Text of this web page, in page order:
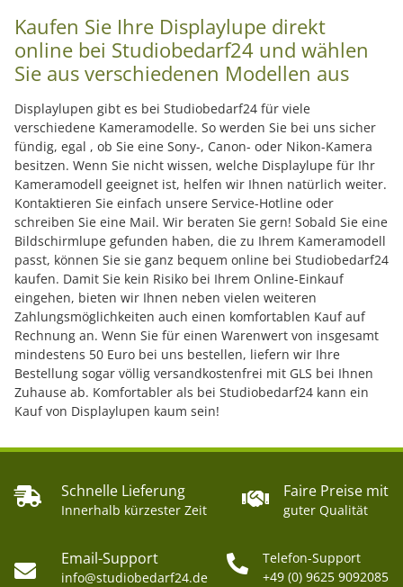
Kaufen Sie Ihre Displaylupe direkt
online bei Studiobedarf24 und wählen
Sie aus verschiedenen Modellen aus
Displaylupen gibt es bei Studiobedarf24 für viele
verschiedene Kameramodelle. So werden Sie bei uns sicher
fündig, egal , ob Sie eine Sony-, Canon- oder Nikon-Kamera
besitzen. Wenn Sie nicht wissen, welche Displaylupe für Ihr
Kameramodell geeignet ist, helfen wir Ihnen natürlich weiter.
Kontaktieren Sie einfach unsere Service-Hotline oder
schreiben Sie eine Mail. Wir beraten Sie gern! Sobald Sie eine
Bildschirmlupe gefunden haben, die zu Ihrem Kameramodell
passt, können Sie sie ganz bequem online bei Studiobedarf24
kaufen. Damit Sie kein Risiko bei Ihrem Online-Einkauf
eingehen, bieten wir Ihnen neben vielen weiteren
Zahlungsmöglichkeiten auch einen komfortablen Kauf auf
Rechnung an. Wenn Sie für einen Warenwert von insgesamt
mindestens 50 Euro bei uns bestellen, liefern wir Ihre
Bestellung sogar völlig versandkostenfrei mit GLS bei Ihnen
Zuhause ab. Komfortabler als bei Studiobedarf24 kann ein
Kauf von Displaylupen kaum sein!
Schnelle Lieferung
Innerhalb kürzester Zeit
Faire Preise mit
guter Qualität
Email-Support
info@studiobedarf24.de
Telefon-Support
+49 (0) 9625 9092085